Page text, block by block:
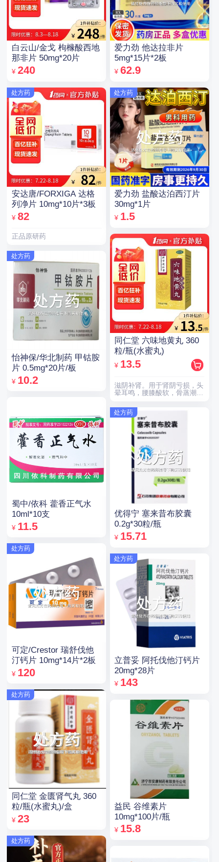
白云山/金戈 枸橼酸西地
那非片 50mg*20片
¥ 240
处方药
安达唐/FORXIGA 达格
列净片 10mg*10片*3板
¥ 82
正品原研药
处方药
怡神保/华北制药 甲钴胺
片 0.5mg*20片/板
¥ 10.2
蜀中/依科 藿香正气水
10ml*10支
¥ 11.5
处方药
可定/Crestor 瑞舒伐他
汀钙片 10mg*14片*2板
¥ 120
处方药
同仁堂 金匮肾气丸 360
粒/瓶(水蜜丸)/盒
¥ 23
处方药
爱力劲 他达拉非片
5mg*15片*2板
¥ 62.9
处方药
爱力劲 盐酸达泊西汀片
30mg*1片
¥ 1.5
同仁堂 六味地黄丸 360
粒/瓶(水蜜丸)
¥ 13.5
滋阴补肾。用于肾阴亏损，头
晕耳鸣，腰膝酸软，骨蒸潮
处方药
优得宁 塞来昔布胶囊
0.2g*30粒/瓶
¥ 15.71
处方药
立普妥 阿托伐他汀钙片
20mg*28片
¥ 143
益民 谷维素片
10mg*100片/瓶
¥ 15.8